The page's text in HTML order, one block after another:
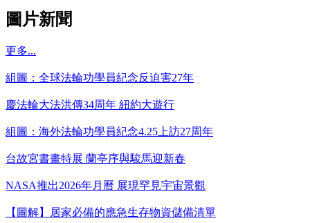
圖片新聞
更多...
組圖：全球法輪功學員紀念反迫害27年
慶法輪大法洪傳34周年 紐約大遊行
組圖：海外法輪功學員紀念4.25上訪27周年
台故宮書畫特展 蘭亭序與駿馬迎新春
NASA推出2026年月曆 展現罕見宇宙景觀
【圖解】居家必備的應急生存物資儲備清單